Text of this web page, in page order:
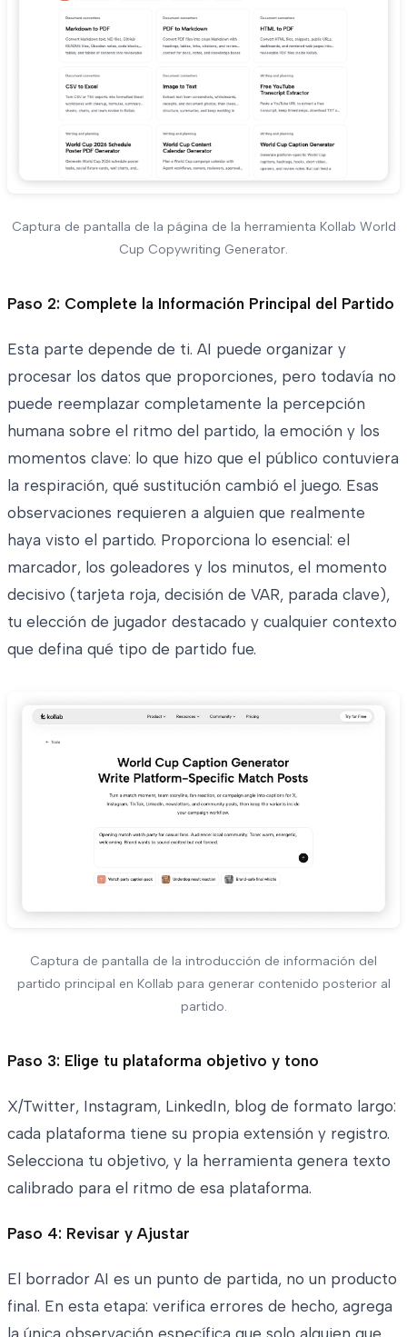
Captura de pantalla de la página de la herramienta Kollab World
Cup Copywriting Generator.
Paso 2: Complete la Información Principal del Partido
Esta parte depende de ti. AI puede organizar y
procesar los datos que proporciones, pero todavía no
puede reemplazar completamente la percepción
humana sobre el ritmo del partido, la emoción y los
momentos clave: lo que hizo que el público contuviera
la respiración, qué sustitución cambió el juego. Esas
observaciones requieren a alguien que realmente
haya visto el partido. Proporciona lo esencial: el
marcador, los goleadores y los minutos, el momento
decisivo (tarjeta roja, decisión de VAR, parada clave),
tu elección de jugador destacado y cualquier contexto
que defina qué tipo de partido fue.
Captura de pantalla de la introducción de información del
partido principal en Kollab para generar contenido posterior al
partido.
Paso 3: Elige tu plataforma objetivo y tono
X/Twitter, Instagram, LinkedIn, blog de formato largo:
cada plataforma tiene su propia extensión y registro.
Selecciona tu objetivo, y la herramienta genera texto
calibrado para el ritmo de esa plataforma.
Paso 4: Revisar y Ajustar
El borrador AI es un punto de partida, no un producto
final. En esta etapa: verifica errores de hecho, agrega